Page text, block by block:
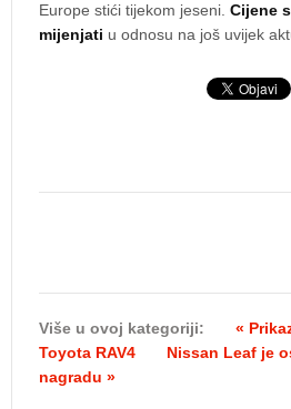
Europe stići tijekom jeseni. Cijene
mijenjati u odnosu na još uvijek
Više u ovoj kategoriji:
«
Toyota RAV4
Nissan Leaf je
nagradu »